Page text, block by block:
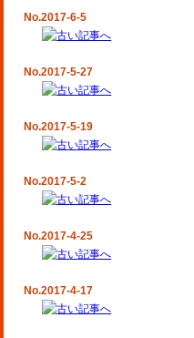
No.2017-6-5
No.2017-5-27
No.2017-5-19
No.2017-5-2
No.2017-4-25
No.2017-4-17